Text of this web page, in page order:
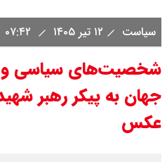
سیاست ۱۲ تیر ۱۴۰۵
شخصیت‌های سیاسی و
جهان به پیکر رهبر
عکس